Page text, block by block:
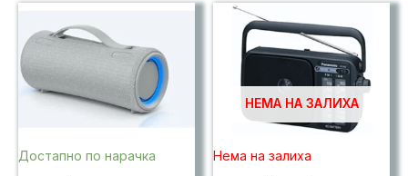
Достапно по нарачка
НЕМА НА ЗАЛИХА
Нема на залиха